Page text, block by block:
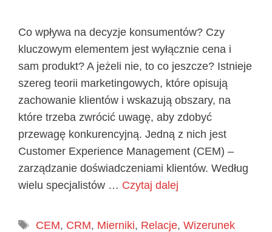
Co wpływa na decyzje konsumentów? Czy
kluczowym elementem jest wyłącznie cena i
sam produkt? A jeżeli nie, to co jeszcze? Istnieje
szereg teorii marketingowych, które opisują
zachowanie klientów i wskazują obszary, na
które trzeba zwrócić uwagę, aby zdobyć
przewagę konkurencyjną. Jedną z nich jest
Customer Experience Management (CEM) –
zarządzanie doświadczeniami klientów. Według
wielu specjalistów … Czytaj dalej
Tagi
CEM, CRM, Mierniki, Relacje, Wizerunek